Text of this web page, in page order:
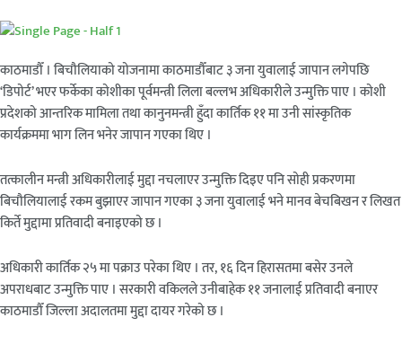
काठमाडौँ । बिचौलियाको योजनामा काठमाडौँबाट ३ जना युवालाई जापान लगेपछि
‘डिपोर्ट’ भएर फर्केका कोशीका पूर्वमन्त्री लिला बल्लभ अधिकारीले उन्मुक्ति पाए । कोशी
प्रदेशको आन्तरिक मामिला तथा कानुनमन्त्री हुँदा कार्तिक ११ मा उनी सांस्कृतिक
कार्यक्रममा भाग लिन भनेर जापान गएका थिए ।
तत्कालीन मन्त्री अधिकारीलाई मुद्दा नचलाएर उन्मुक्ति दिइए पनि सोही प्रकरणमा
बिचौलियालाई रकम बुझाएर जापान गएका ३ जना युवालाई भने मानव बेचबिखन र लिखत
किर्ते मुद्दामा प्रतिवादी बनाइएको छ ।
अधिकारी कार्तिक २५ मा पक्राउ परेका थिए । तर, १६ दिन हिरासतमा बसेर उनले
अपराधबाट उन्मुक्ति पाए । सरकारी वकिलले उनीबाहेक ११ जनालाई प्रतिवादी बनाएर
काठमाडौँ जिल्ला अदालतमा मुद्दा दायर गरेको छ ।